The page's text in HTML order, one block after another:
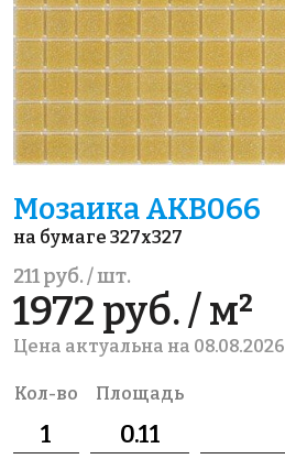
Мозаика AKB066
на бумаге 327x327
211 руб. / шт.
1972 руб. / м²
Цена актуальна на 08.08.2026
Кол-во Площадь